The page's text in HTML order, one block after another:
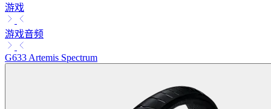
游戏
游戏音频
G633 Artemis Spectrum